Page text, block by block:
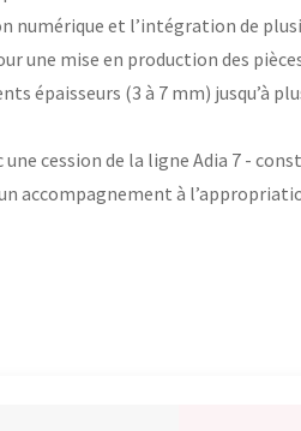
numérique et l’intégration de
une mise en production des
épaisseurs (3 à 7 mm) jusqu’à
cession de la ligne Adia 7 -
un accompagnement à